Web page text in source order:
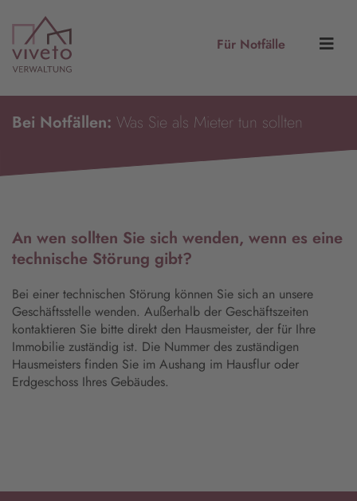
Für Notfälle
Bei Notfällen: Was Sie als Mieter tun sollten
An wen sollten Sie sich wenden, wenn es eine
technische Störung gibt?
Bei einer technischen Störung können Sie sich an unsere
Geschäftsstelle wenden. Außerhalb der Geschäftszeiten
kontaktieren Sie bitte direkt den Hausmeister, der für Ihre
Immobilie zuständig ist. Die Nummer des zuständigen
Hausmeisters finden Sie im Aushang im Hausflur oder
Erdgeschoss Ihres Gebäudes.